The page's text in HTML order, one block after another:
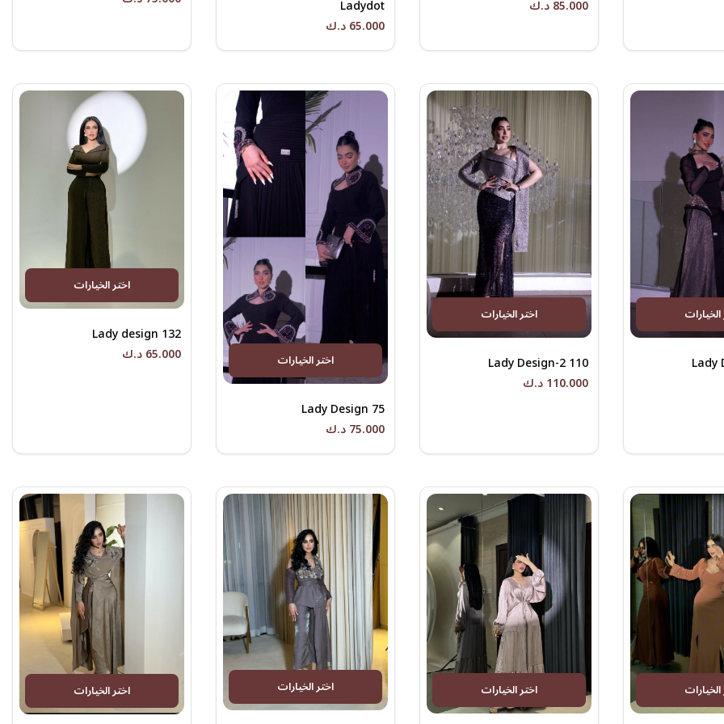
85.000 د.ك
Ladydot
65.000 د.ك
Lady
اختر الخيارات
Lady Design-2 110
110.000 د.ك
اختر الخيارات
Lady Design 75
75.000 د.ك
اختر الخيارات
Lady design 132
65.000 د.ك
اختر الخيارات اختر الخيارات اختر الخيارات